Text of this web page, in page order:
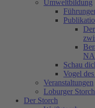
Umweltbildung
Schau
Vogel des
Veranstaltungen
Loburger
Der Storch